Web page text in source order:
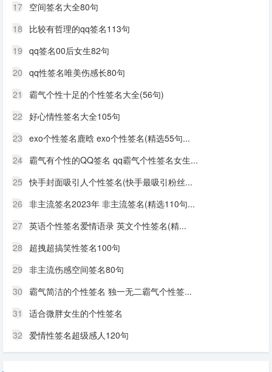
17 空间签名大全80句
18 比较有哲理的qq签名113句
19 qq签名00后女生82句
20 qq性签名唯美伤感长80句
21
霸气个性十足的个性签名大全(56句)
22 好心情性签名大全105句
23 exo个性签名鹿晗 exo个性签名(精选55句...
24 霸气有个性的QQ签名 qq霸气个性签名女生...
25 快手封面吸引人个性签名(快手最吸引粉丝...
26 非主流签名2023年 非主流签名(精选110句...
27 英语个性签名爱情语录 英文个性签名(精...
28 超拽超搞笑性签名100句
29 非主流伤感空间签名80句
30 霸气简洁的个性签名 独一无二霸气个性签...
31
适合微胖女生的个性签名
32 爱情性签名超级感人120句